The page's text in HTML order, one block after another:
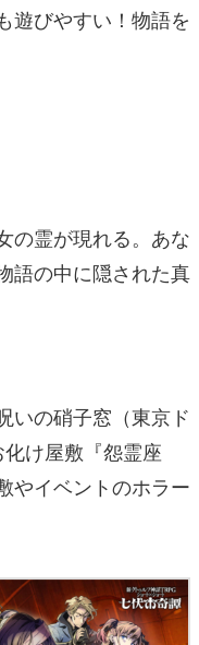
遊びやすい！物語を
の霊が現れる。あな
語の中に隠された真
いの硝子窓（東京ド
け屋敷『怨霊座
やイベントのホラー